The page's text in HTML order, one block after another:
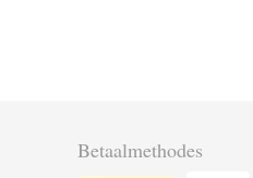
Betaalmethodes